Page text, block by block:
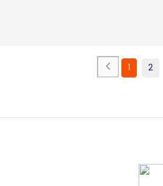
1 2